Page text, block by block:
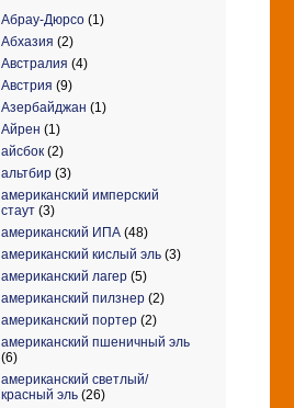
Абрау-Дюрсо (1)
Абхазия (2)
Австралия (4)
Австрия (9)
Азербайджан (1)
Айрен (1)
айсбок (2)
альтбир (3)
американский имперский
стаут (3)
американский ИПА (48)
американский кислый эль (3)
американский лагер (5)
американский пилзнер (2)
американский портер (2)
американский пшеничный эль
(6)
американский светлый/
красный эль (26)